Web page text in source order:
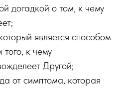
догадкой о том, к чему
является способом
к чему
Другой;
от симптома, которая